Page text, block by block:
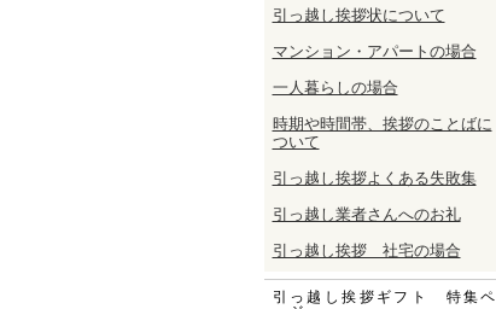
引っ越し挨拶状について
マンション・アパートの場合
一人暮らしの場合
時期や時間帯、挨拶のことばに
ついて
引っ越し挨拶よくある失敗集
引っ越し業者さんへのお礼
引っ越し挨拶 社宅の場合
引っ越し挨拶ギフト 特集ペ